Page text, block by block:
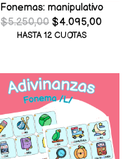
Fonemas: manipulativo
$5.250,00 $4.095,00
HASTA 12 CUOTAS